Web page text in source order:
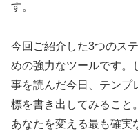
す。
今回ご紹介した3つのス
めの強力なツールです。
事を読んだ今日、テンプ
標を書き出してみること
あなたを変える最も確実